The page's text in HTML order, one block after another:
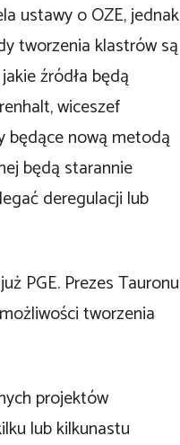
ustawy o OZE, jednak
tworzenia klastrów są
źródła będą
wiceszef
będące nową metodą
będą starannie
deregulacji lub
PGE. Prezes Tauronu
tworzenia
projektów
lub kilkunastu